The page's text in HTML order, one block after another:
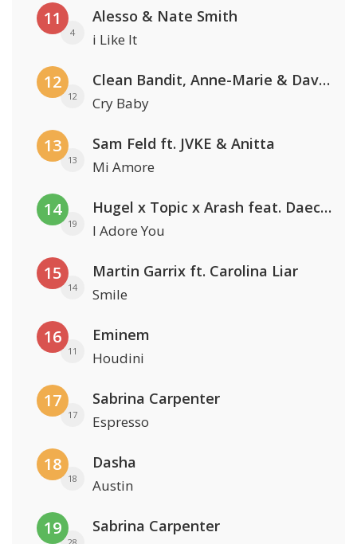
11
4
Alesso & Nate Smith
i Like It
12
12
Clean Bandit, Anne-Marie & David Guetta
Cry Baby
13
13
Sam Feld ft. JVKE & Anitta
Mi Amore
14
19
Hugel x Topic x Arash feat. Daecolm
I Adore You
15
14
Martin Garrix ft. Carolina Liar
Smile
16
11
Eminem
Houdini
17
17
Sabrina Carpenter
Espresso
18
18
Dasha
Austin
19 Sabrina Carpenter